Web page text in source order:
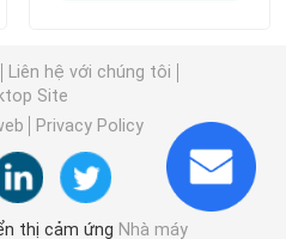
cảm ứng
Liên hệ với chúng tôi
Site
Privacy Policy
thị cảm ứng Nhà máy